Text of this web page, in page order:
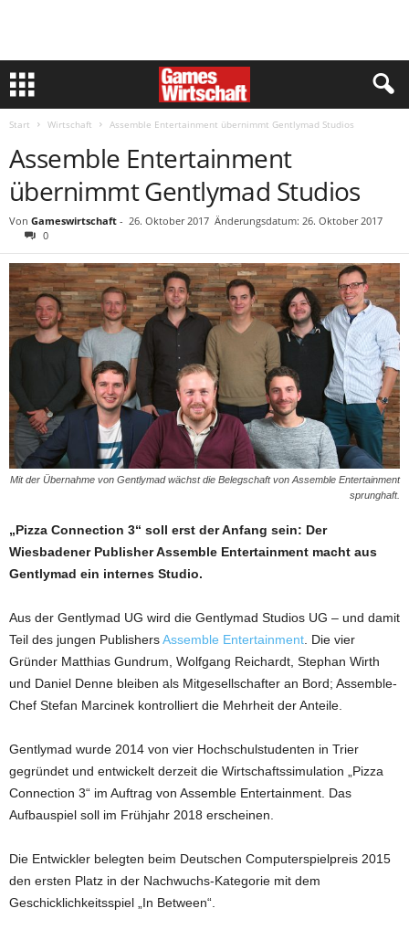
Start Wirtschaft Assemble Entertainment übernimmt Gentlymad Studios
Assemble Entertainment
übernimmt Gentlymad Studios
Von Gameswirtschaft - 26. Oktober 2017 Änderungsdatum: 26. Oktober 2017
0
Mit der Übernahme von Gentlymad wächst die Belegschaft von Assemble Entertainment
sprunghaft.
„Pizza Connection 3“ soll erst der Anfang sein: Der
Wiesbadener Publisher Assemble Entertainment macht aus
Gentlymad ein internes Studio.
Aus der Gentlymad UG wird die Gentlymad Studios UG – und damit
Teil des jungen PublishersAssemble Entertainment . Die vier
Gründer Matthias Gundrum, Wolfgang Reichardt, Stephan Wirth
und Daniel Denne bleiben als Mitgesellschafter an Bord; Assemble-
Chef Stefan Marcinek kontrolliert die Mehrheit der Anteile.
Gentlymad wurde 2014 von vier Hochschulstudenten in Trier
gegründet und entwickelt derzeit die Wirtschaftssimulation „Pizza
Connection 3“ im Auftrag von Assemble Entertainment. Das
Aufbauspiel soll im Frühjahr 2018 erscheinen.
Die Entwickler belegten beim Deutschen Computerspielpreis 2015
den ersten Platz in der Nachwuchs-Kategorie mit dem
Geschicklichkeitsspiel „In Between“.